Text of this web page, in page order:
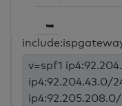
➥
v=spf1
ip4:92.204.43.0/